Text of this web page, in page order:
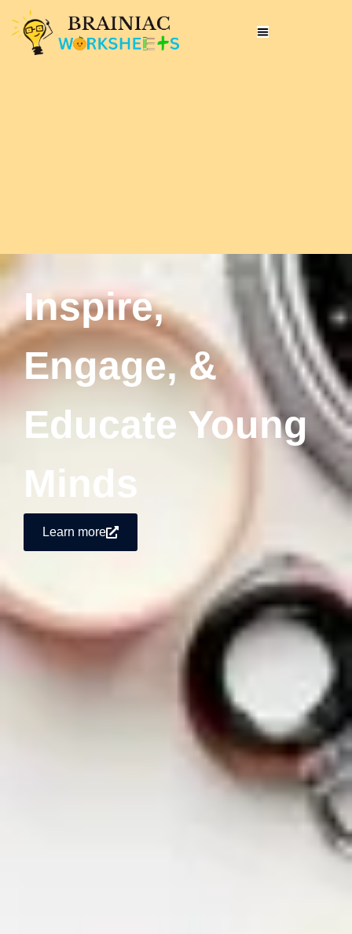
Inspire,
Engage, &
Educate Young
Minds
Learn more